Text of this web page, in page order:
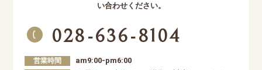
い合わせください。
028-636-8104
営業時間 am9:00-pm6:00